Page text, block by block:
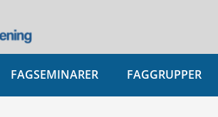
FAGSEMINARER FAGGRUPPER